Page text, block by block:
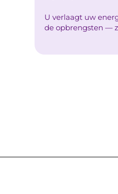
U verlaagt uw
de opbrengsten —